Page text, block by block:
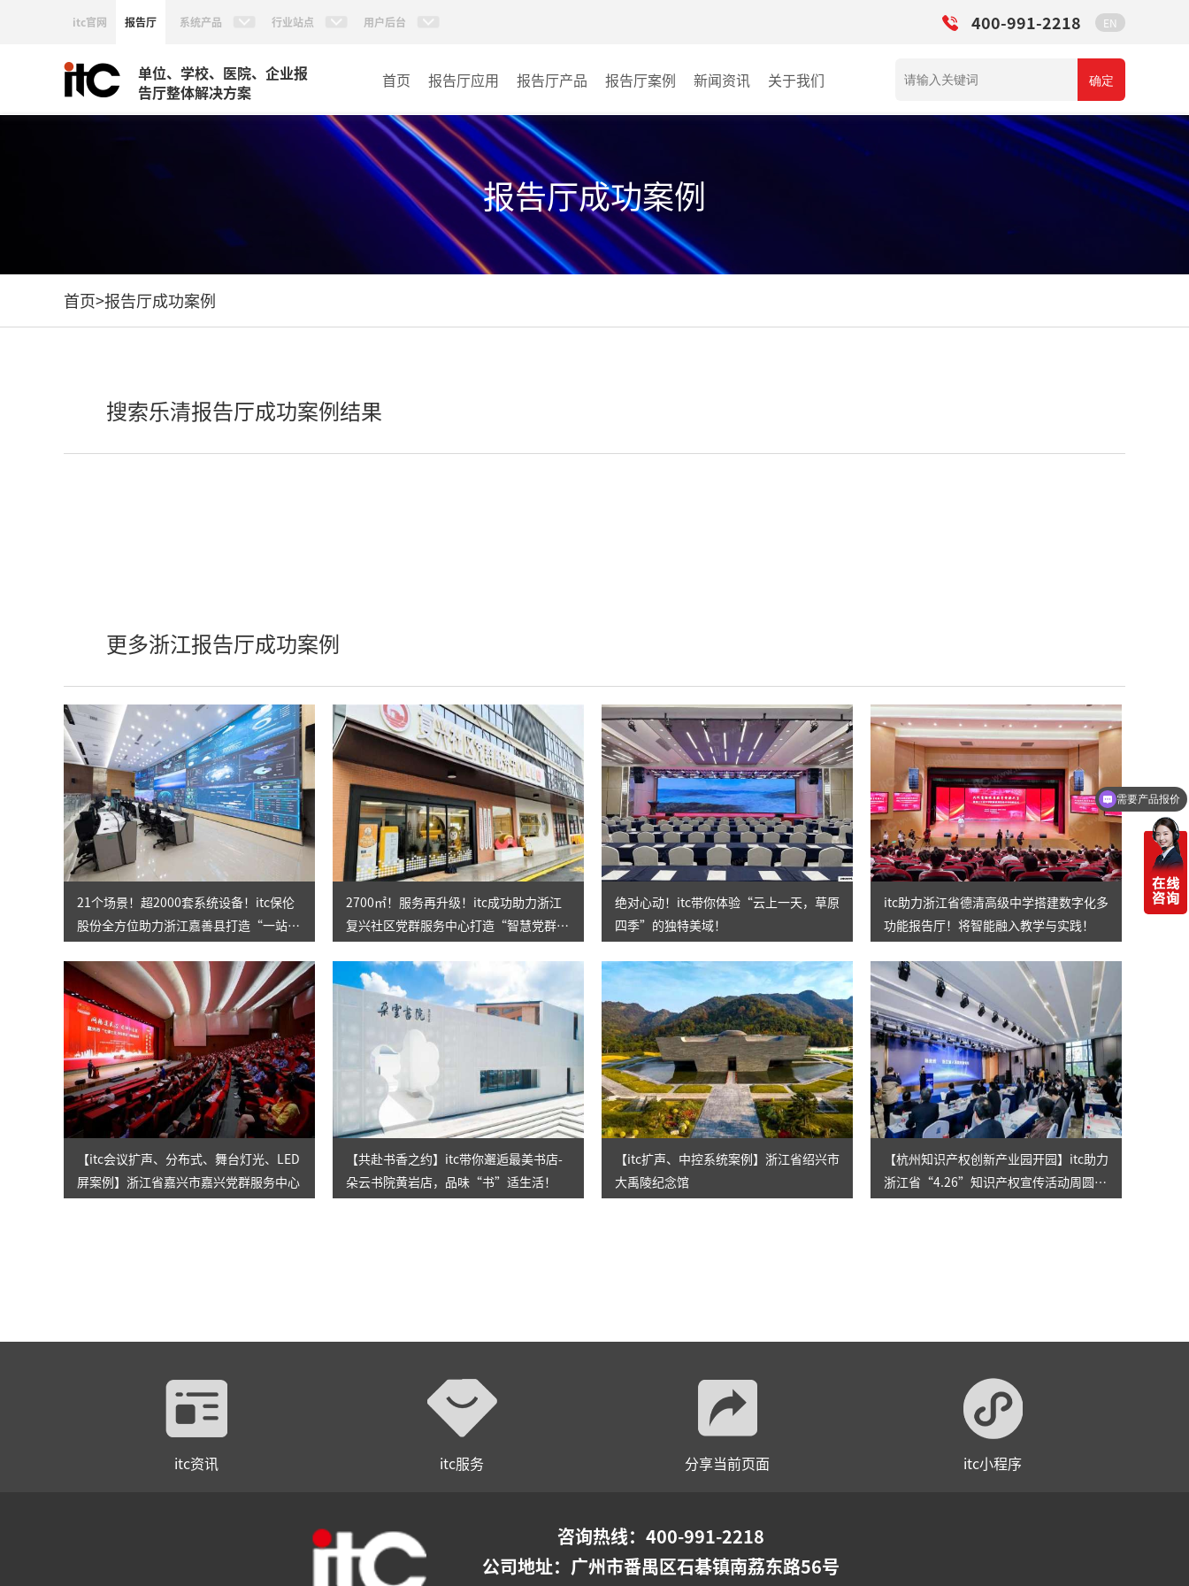
itc官网 报告厅 系统产品 行业站点 用户后台 400-991-2218 EN
单位、学校、医院、企业报
告厅整体解决方案
首页 报告厅应用 报告厅产品
AI智慧视频会议系统
AI智慧会议平板
视频会议配件
AI智慧会议平板itchub
数字化会议设备
同声传译系列
AI智慧无纸化会议系统
AI智慧演易通软件
AI智慧语音转写系统
AI智慧录播系统
庭审录播
智能AI会议纪要系列
智慧党建系列
讯笛会议系列
小间距LED显示屏
报告厅案例
文体场馆
教育
医疗
新闻资讯 关于我们 确定
报告厅成功案例
首页>报告厅成功案例
搜索乐清报告厅成功案例结果
更多浙江报告厅成功案例
21个场景！超2000套系统设备！itc保伦
股份全方位助力浙江嘉善县打造“一站
2700㎡！服务再升级！itc成功助力浙江
复兴社区党群服务中心打造“智慧党群之
绝对心动！itc带你体验“云上一天，草原
四季”的独特美域！
itc助力浙江省德清高级中学搭建数字化多
功能报告厅！将智能融入教学与实践！
【itc会议扩声、分布式、舞台灯光、LED
屏案例】浙江省嘉兴市嘉兴党群服务中心
【共赴书香之约】itc带你邂逅最美书店-
朵云书院黄岩店，品味“书”适生活！
【itc扩声、中控系统案例】浙江省绍兴市
大禹陵纪念馆
【杭州知识产权创新产业园开园】itc助力
浙江省“4.26”知识产权宣传活动周圆满
itc资讯 itc服务 分享当前页面 itc小程序
咨询热线：400-991-2218
公司地址： 广州市番禺区石碁镇南荔东路56号
需要产品报价